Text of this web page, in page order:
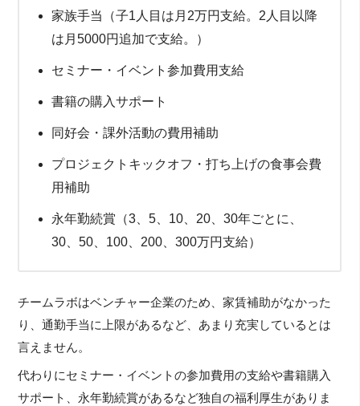
家族手当（子1人目は月2万円支給。2人目以降
は月5000円追加で支給。）
セミナー・イベント参加費用支給
書籍の購入サポート
同好会・課外活動の費用補助
プロジェクトキックオフ・打ち上げの食事会費
用補助
永年勤続賞（3、5、10、20、30年ごとに、
30、50、100、200、300万円支給）
チームラボはベンチャー企業のため、家賃補助がなかった
り、通勤手当に上限があるなど、あまり充実しているとは
言えません。
代わりにセミナー・イベントの参加費用の支給や書籍購入
サポート、永年勤続賞があるなど独自の福利厚生がありま